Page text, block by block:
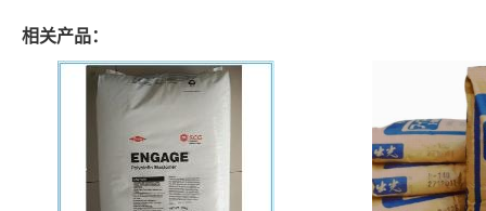
相关产品：